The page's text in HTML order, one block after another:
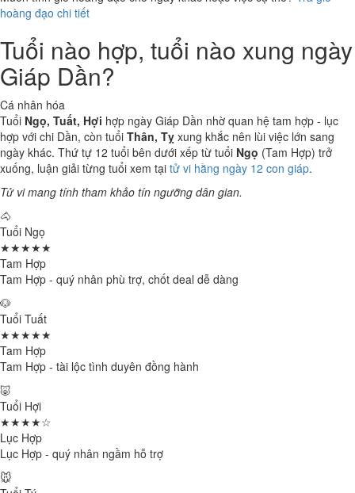
hoàng đạo chi tiết
Tuổi nào hợp, tuổi nào xung ngày
Giáp Dần?
Cá nhân hóa
Tuổi Ngọ, Tuất, Hợi hợp ngày Giáp Dần nhờ quan hệ tam hợp - lục
hợp với chi Dần, còn tuổi Thân, Tỵ xung khắc nên lùi việc lớn sang
ngày khác. Thứ tự 12 tuổi bên dưới xếp từ tuổi Ngọ (Tam Hợp) trở
xuống, luận giải từng tuổi xem tại tử vi hằng ngày 12 con giáp.
Tử vi mang tính tham khảo tín ngưỡng dân gian.
🐴
Tuổi Ngọ
★★★★★
Tam Hợp
Tam Hợp - quý nhân phù trợ, chốt deal dễ dàng
🐶
Tuổi Tuất
★★★★★
Tam Hợp
Tam Hợp - tài lộc tình duyên đồng hành
🐷
Tuổi Hợi
★★★★☆
Lục Hợp
Lục Hợp - quý nhân ngầm hỗ trợ
🐭